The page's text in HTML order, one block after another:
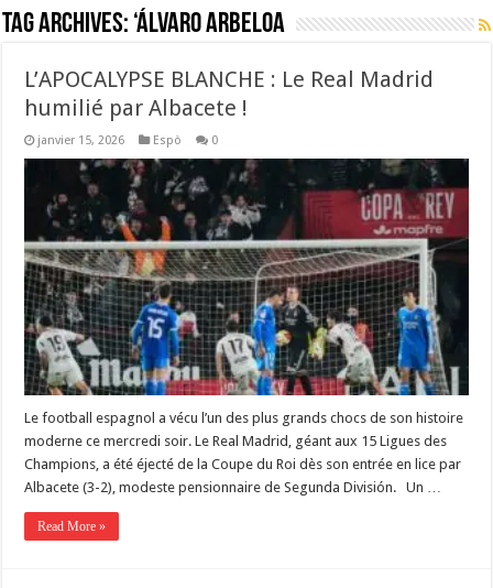
Tag Archives: ‘Álvaro Arbeloa
L’APOCALYPSE BLANCHE : Le Real Madrid
humilié par Albacete !
janvier 15, 2026 Espò 0
Le football espagnol a vécu l’un des plus grands chocs de son histoire
moderne ce mercredi soir. Le Real Madrid, géant aux 15 Ligues des
Champions, a été éjecté de la Coupe du Roi dès son entrée en lice par
Albacete (3-2), modeste pensionnaire de Segunda División. ‎ ‎​ ‎​Un …
Read More »